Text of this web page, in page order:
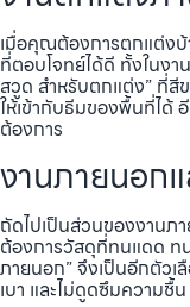
เมื่อคุณต้องการตกแต่ง
ที่ตอบโจทย์ได้ดี ทั้งในงา
สวูด สำหรับตกแต่ง” ที่สี
ให้เข้ากับธีมของพื้นที่ได้
ต้องการ
งานภายนอก
ถัดไปเป็นส่วนของงานภ
ต้องการวัสดุที่ทนแดด ท
ภายนอก” จึงเป็นอีกตัวเ
เบา และไม่ดูดซึมความชื้น